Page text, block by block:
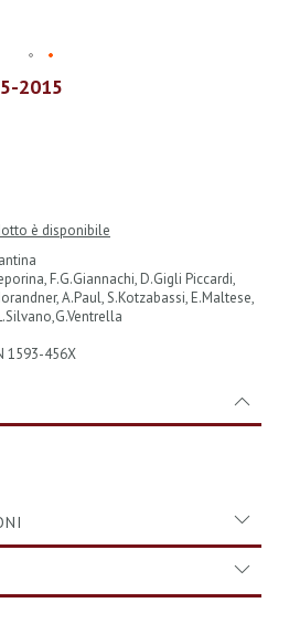
2015
è disponibile
F.G.Giannachi, D.Gigli Piccardi,
A.Paul, S.Kotzabassi, E.Maltese,
1593-456X